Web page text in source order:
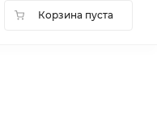
Корзина пуста